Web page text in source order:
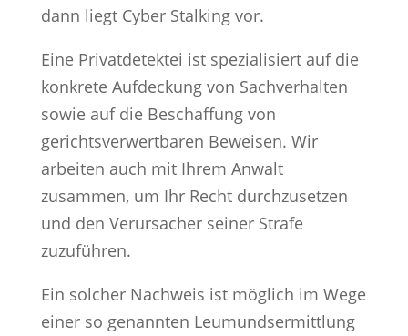
dann liegt Cyber Stalking vor.
Eine Privatdetektei ist spezialisiert auf die
konkrete Aufdeckung von Sachverhalten
sowie auf die Beschaffung von
gerichtsverwertbaren Beweisen. Wir
arbeiten auch mit Ihrem Anwalt
zusammen, um Ihr Recht durchzusetzen
und den Verursacher seiner Strafe
zuzuführen.
Ein solcher Nachweis ist möglich im Wege
einer so genannten Leumundsermittlung